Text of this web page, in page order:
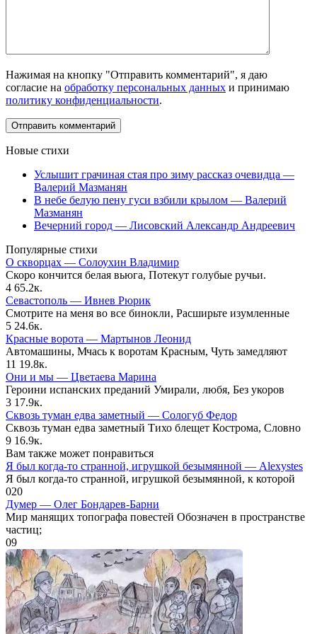
Нажимая на кнопку "Отправить комментарий", я даю
согласие на обработку персональных данных и принимаю
политику конфиденциальности.
Новые стихи
Услышит грачиная стая про зиму рассказ очевидца —
Валерий Мазманян
В небе белую пену гуси взбили крылом — Валерий
Мазманян
Вечерний город — Лисовский Александр Андреевич
Популярные стихи
О скворцах — Солоухин Владимир
Скоро кончится белая вьюга, Потекут голубые ручьи.
4 65.2к.
Севастополь — Ивнев Рюрик
Смотрите на меня во все бинокли, Расширьте изумленные
5 24.6к.
Красные ворота — Мартынов Леонид
Автомашины, Мчась к воротам Красным, Чуть замедляют
11 19.8к.
Они и мы — Цветаева Марина
Героини испанских преданий Умирали, любя, Без укоров
3 17.9к.
Сквозь туман едва заметный — Сологуб Федор
Сквозь туман едва заметный Тихо блещет Кострома, Словно
9 16.9к.
Вам также может понравиться
Я был когда-то странной, игрушкой безымянной — Alexystes
Я был когда-то странной, игрушкой безымянной, к которой
020
Думер — Олег Бондарев-Барни
Мир манящих топографа повестей Обозначен в пространстве
частиц;
09